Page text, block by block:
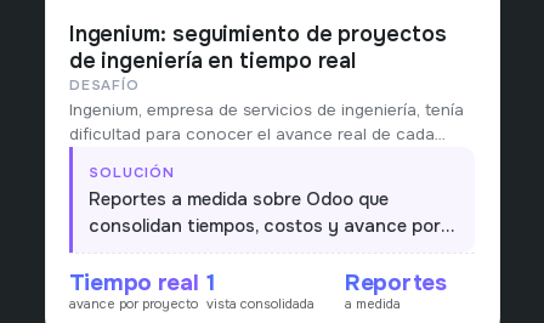
Ingenium: seguimiento de proyectos
de ingeniería en tiempo real
DESAFÍO
Ingenium, empresa de servicios de ingeniería, tenía
dificultad para conocer el avance real de cada
proyecto: horas, costos y rentabilidad llegaban
tarde y dispersas.
SOLUCIÓN
Reportes a medida sobre Odoo que
consolidan tiempos, costos y avance por
proyecto, dando una vista única y en
tiempo real para la toma de decisiones.
Tiempo real
avance por proyecto
1
vista consolidada
Reportes
a medida